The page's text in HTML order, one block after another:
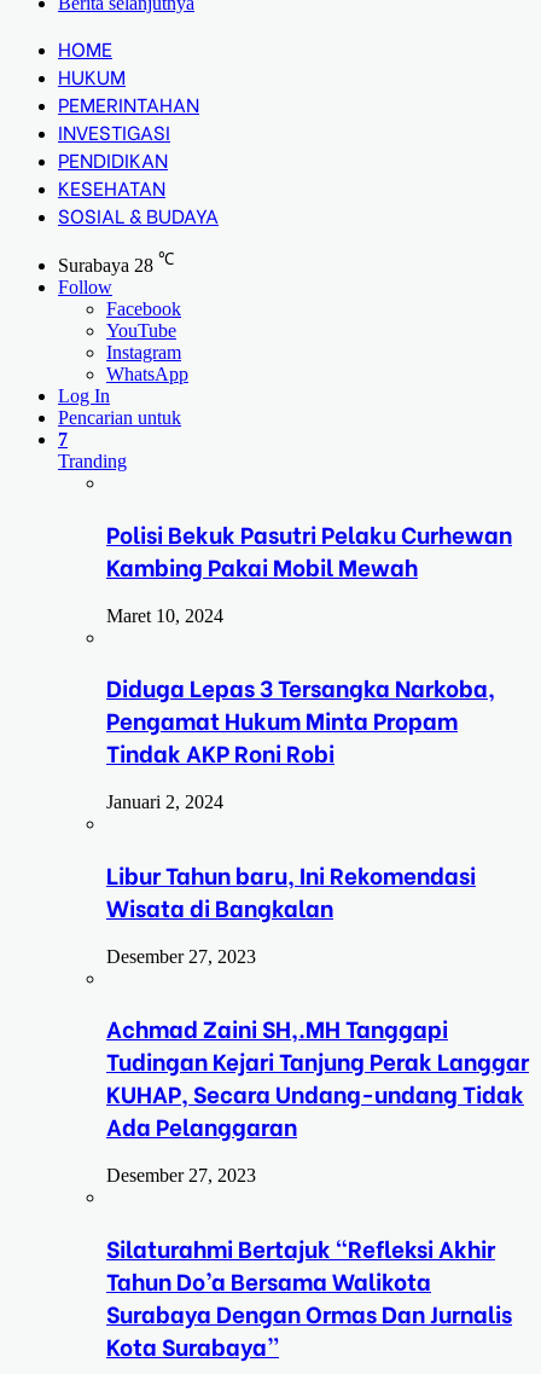
HOME
HUKUM
PEMERINTAHAN
INVESTIGASI
PENDIDIKAN
KESEHATAN
SOSIAL & BUDAYA
Surabaya 28 ℃
Follow
Facebook
YouTube
Instagram
WhatsApp
Log In
Pencarian untuk
7
Tranding
Polisi Bekuk Pasutri Pelaku Curhewan
Kambing Pakai Mobil Mewah
Maret 10, 2024
Diduga Lepas 3 Tersangka Narkoba,
Pengamat Hukum Minta Propam
Tindak AKP Roni Robi
Januari 2, 2024
Libur Tahun baru, Ini Rekomendasi
Wisata di Bangkalan
Desember 27, 2023
Achmad Zaini SH,.MH Tanggapi
Tudingan Kejari Tanjung Perak Langgar
KUHAP, Secara Undang-undang Tidak
Ada Pelanggaran
Desember 27, 2023
Silaturahmi Bertajuk “Refleksi Akhir
Tahun Do’a Bersama Walikota
Surabaya Dengan Ormas Dan Jurnalis
Kota Surabaya”